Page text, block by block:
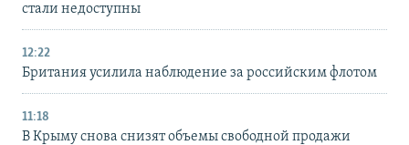
стали недоступны
12:22
Британия усилила наблюдение за российским флотом
11:18
В Крыму снова снизят объемы свободной продажи